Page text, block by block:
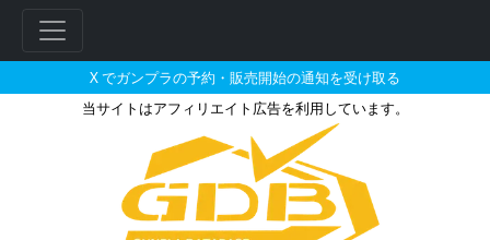
X でガンプラの予約・販売開始の通知を受け取る
当サイトはアフィリエイト広告を利用しています。
2009年に販売される販売・再販